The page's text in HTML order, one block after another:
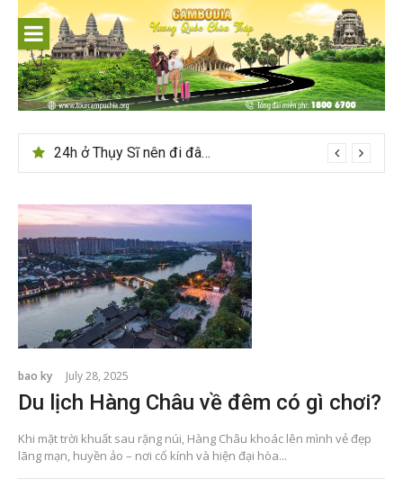
content
24h ở Thụy Sĩ nên đi đâu, chơi gì?
bao ky July 28, 2025
Du lịch Hàng Châu về đêm có gì chơi?
Khi mặt trời khuất sau rặng núi, Hàng Châu khoác lên mình vẻ đẹp
lãng mạn, huyền ảo – nơi cổ kính và hiện đại hòa...